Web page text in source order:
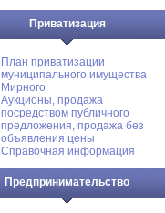
Приватизация
План приватизации
муниципального имущества
Мирного
Аукционы, продажа
посредством публичного
предложения, продажа без
объявления цены
Справочная информация
Предпринимательство